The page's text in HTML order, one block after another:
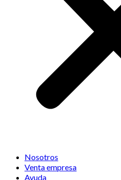
Nosotros
Venta empresa
Ayuda